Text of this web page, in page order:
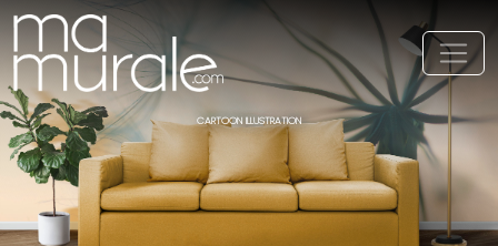
CARTOON ILLUSTRATION